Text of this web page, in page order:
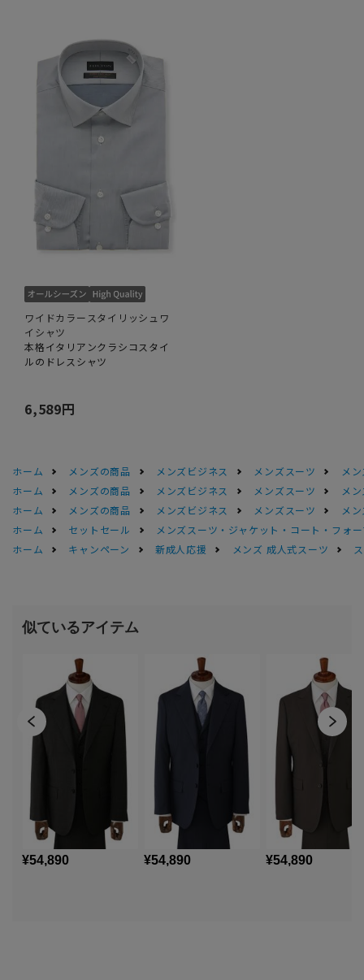
ワイドカラースタイリッシュワ
イシャツ
本格イタリアンクラシコスタイ
ルのドレスシャツ
6,589円
ホーム メンズの商品 メンズビジネス メンズスーツ
メ
ホーム
メンズの商品 メンズビジネス メンズスーツ
メ
ホーム
メンズの商品 メンズビジネス メンズスーツ
メ
ホーム
セットセール
メンズスーツ・ジャケット・コート・フォ
ホーム
キャンペーン 新成人応援 メンズ 成人式スーツ